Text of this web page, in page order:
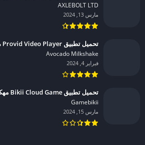
AXLEBOLT LTD‏
مارس 13, 2024
تحميل تطبيق Provid Video Player مهكر للاندرويد 2024
Avocado Milkshake‏
فبراير 4, 2024
تحميل تطبيق Bikii Cloud Game مهكر للاندرويد 2024
Gamebikii‏
مارس 15, 2024